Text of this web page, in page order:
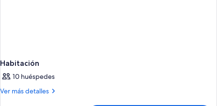
Habitación
10 huéspedes
Ver más detalles
Más